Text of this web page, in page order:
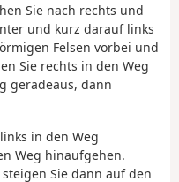
Sie nach rechts und
und kurz darauf links
Felsen vorbei und
Sie rechts in den Weg
geradeaus, dann
in den Weg
Weg hinaufgehen.
Sie dann auf den